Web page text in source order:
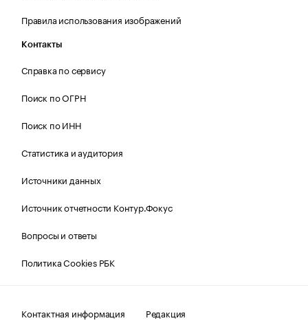
Правила использования изображений
Контакты
Справка по сервису
Поиск по ОГРН
Поиск по ИНН
Статистика и аудитория
Источники данных
Источник отчетности Контур.Фокус
Вопросы и ответы
Политика Cookies РБК
Контактная информация
Редакция